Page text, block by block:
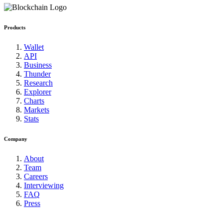
Products
Wallet
API
Business
Thunder
Research
Explorer
Charts
Markets
Stats
Company
About
Team
Careers
Interviewing
FAQ
Press